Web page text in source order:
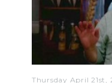
Thursday April 21st,